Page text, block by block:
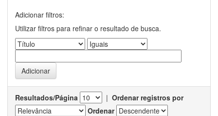
Adicionar filtros:
Utilizar filtros para refinar o resultado de busca.
Resultados/Página | Ordenar registros por
Ordenar